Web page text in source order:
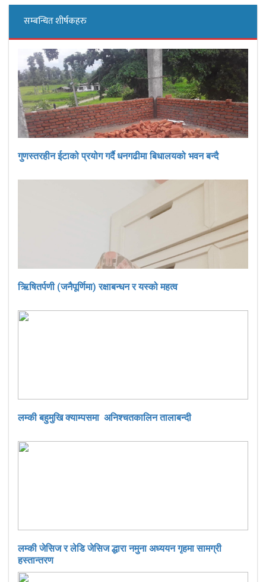
सम्बन्धित शीर्षकहरु
गुणस्तरहीन ईटाको प्रयोग गर्दै धनगढीमा बिधालयको भवन बन्दै
ऋिषितर्पणी (जनैपूर्णिमा) रक्षाबन्धन र यस्को महत्व
लम्की बहुमुखि क्याम्पसमा अनिश्चतकालिन तालाबन्दी
लम्की जेसिज र लेडि जेसिज द्धारा नमुना अध्ययन गृहमा सामग्री
हस्तान्तरण